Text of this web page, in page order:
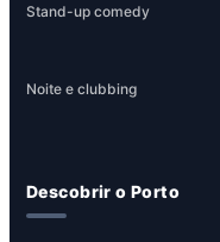
Stand-up comedy
Noite e clubbing
Descobrir o Porto